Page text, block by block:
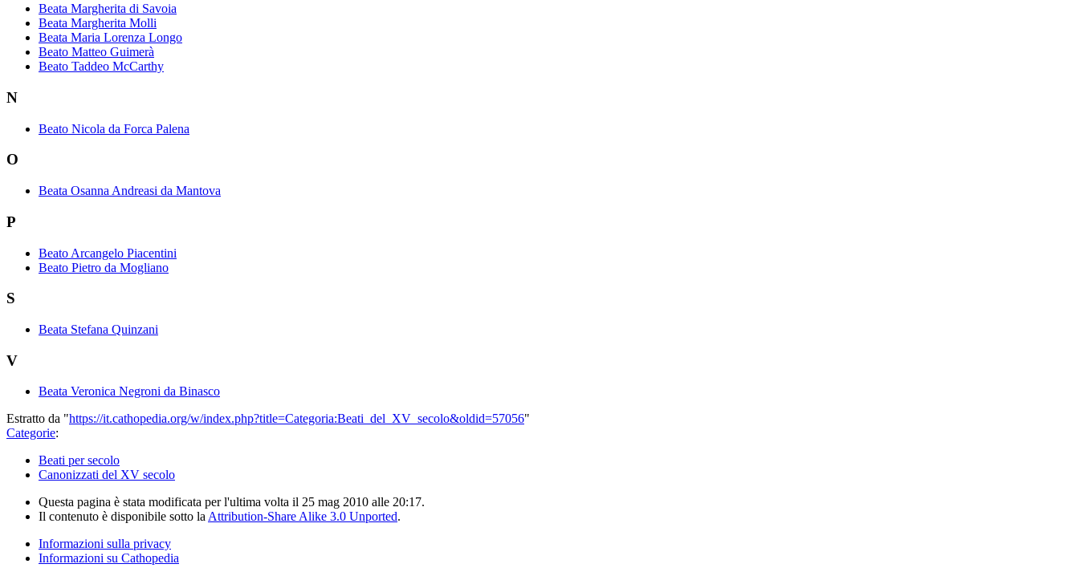
Beata Margherita di Savoia
Beata Margherita Molli
Beata Maria Lorenza Longo
Beato Matteo Guimerà
Beato Taddeo McCarthy
N
Beato Nicola da Forca Palena
O
Beata Osanna Andreasi da Mantova
P
Beato Arcangelo Piacentini
Beato Pietro da Mogliano
S
Beata Stefana Quinzani
V
Beata Veronica Negroni da Binasco
Estratto da "https://it.cathopedia.org/w/index.php?title=Categoria:Beati_del_XV_secolo&oldid=57056"
Categorie:
Beati per secolo
Canonizzati del XV secolo
Questa pagina è stata modificata per l'ultima volta il 25 mag 2010 alle 20:17.
Il contenuto è disponibile sotto laAttribution-Share Alike 3.0 Unported.
Informazioni sulla privacy
Informazioni su Cathopedia